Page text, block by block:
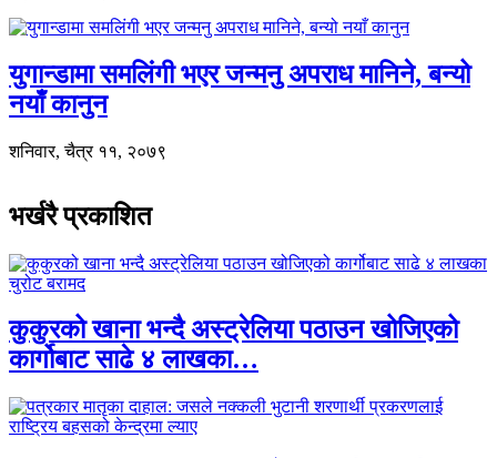
युगान्डामा समलिंगी भएर जन्मनु अपराध मानिने, बन्यो
नयाँ कानुन
शनिवार, चैत्र ११, २०७९
भर्खरै प्रकाशित
कुकुरको खाना भन्दै अस्ट्रेलिया पठाउन खोजिएको
कार्गोबाट साढे ४ लाखका…